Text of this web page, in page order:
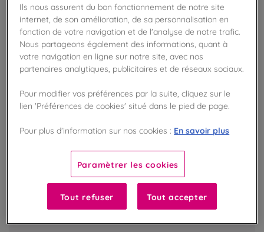
EXCLU BOUTIQUE
Ils nous assurent du bon fonctionnement de notre site
internet, de son amélioration, de sa personnalisation en
fonction de votre navigation et de l'analyse de notre trafic.
Nous partageons également des informations, quant à
votre navigation en ligne sur notre site, avec nos
partenaires analytiques, publicitaires et de réseaux sociaux.
Pour modifier vos préférences par la suite, cliquez sur le
lien 'Préférences de cookies' situé dans le pied de page.
Pour plus d’information sur nos cookies : En savoir plus
Paramètrer les cookies
Tout refuser Tout accepter